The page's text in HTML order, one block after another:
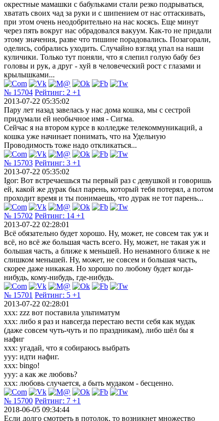
окрестные мамашки с бабульками стали резко подрываться,
хватать своих чад за руки и с шипением от нас оттаскивать,
при этом очень неодобрительно на нас косясь. Еще минут
через пять вокруг нас обрадовался вакуум. Как-то не придали
этому значения, разве что тишине порадовались. Позагорали,
оделись, собрались уходить. Случайно взгляд упал на наши
куличики. Только тут поняли, что я слепил голую бабу без
головы и рук, а друг - хуй в человеческий рост с глазами и
крылышками...
№ 15704 Рейтинг: 2 +1
2013-07-22 05:35:02
Пару лет назад завелась у нас дома кошка, мы с сестрой
придумали ей необычное имя - Сигма.
Сейчас я на втором курсе в колледже телекоммуникаций, а
кошка уже начинает понимать, что на Удельную
Проводимость тоже надо откликаться...
№ 15703 Рейтинг: 3 +1
2013-07-22 05:35:02
Igor: Вот встречаешься ты первый раз с девушкой и говоришь
ей, какой же дурак был парень, который тебя потерял, а потом
проходит время и ты понимаешь, что дурак не тот парень...
№ 15702 Рейтинг: 14 +1
2013-07-22 02:28:01
Всё обязательно будет хорошо. Ну, может, не совсем так уж и
всё, но всё же большая часть всего. Ну, может, не такая уж и
большая часть, а ближе к меньшей. Но ненамного ближе к не
слишком меньшей. Ну, может, не совсем и большая часть,
скорее даже никакая. Но хорошо по любому будет когда-
нибудь, кому-нибудь, где-нибудь.
№ 15701 Рейтинг: 5 +1
2013-07-22 02:28:01
xxx: zzz вот поставила ультиматум
xxx: либо я раз и навсегда перестаю вести себя как мудак
(даже совсем чуть-чуть и по праздникам), либо шёл бы я
нафиг
xxx: угадай, что я собираюсь выбрать
yyy: идти нафиг.
xxx: bingo!
yyy: а как же любовь?
xxx: любовь случается, а быть мудаком - бесценно.
№ 15700 Рейтинг: 7 +1
2018-06-05 09:34:44
Если долго смотреть в потолок, то возникнет множество